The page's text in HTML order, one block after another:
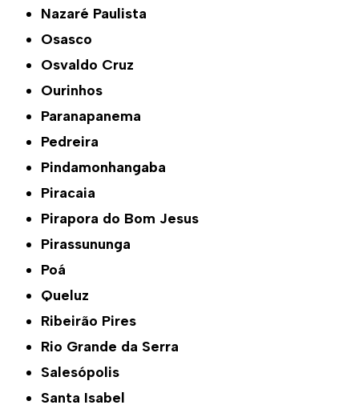
Nazaré Paulista
Osasco
Osvaldo Cruz
Ourinhos
Paranapanema
Pedreira
Pindamonhangaba
Piracaia
Pirapora do Bom Jesus
Pirassununga
Poá
Queluz
Ribeirão Pires
Rio Grande da Serra
Salesópolis
Santa Isabel